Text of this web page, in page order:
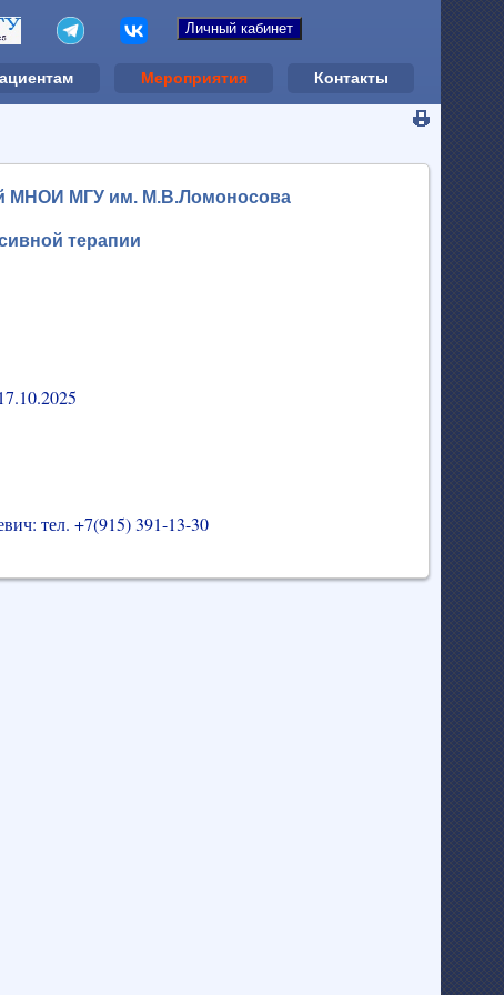
Мероприятия Контакты
МНОИ МГУ им. М.В.Ломоносова
терапии
тел. +7(915) 391-13-30